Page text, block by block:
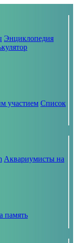
Энциклопедия
участием Список
Аквариумисты на
память